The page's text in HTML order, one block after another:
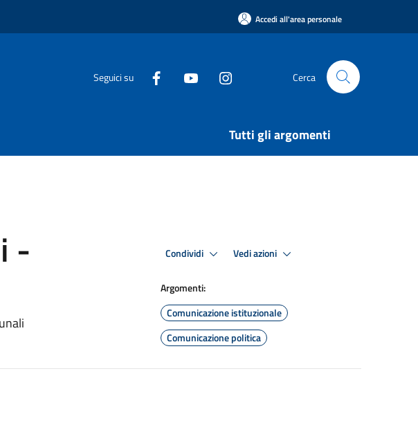
Accedi all'area personale
Seguici su Cerca
Tutti gli argomenti
- Condividi Vedi azioni
Argomenti:
Comunicazione istituzionale
Comunicazione politica